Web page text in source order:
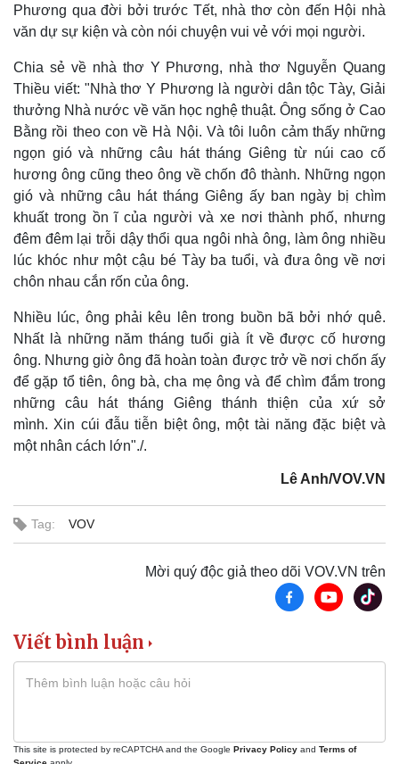
Thế giới thể thao
eSports
Hậu trường
Ô tô - Xe máy
Phương qua đời bởi trước Tết, nhà thơ còn đến Hội nhà
văn dự sự kiện và còn nói chuyện vui vẻ với mọi người.
Chia sẻ về nhà thơ Y Phương, nhà thơ Nguyễn Quang
Thiều viết: "Nhà thơ Y Phương là người dân tộc Tày, Giải
thưởng Nhà nước về văn học nghệ thuật. Ông sống ở Cao
Bằng rồi theo con về Hà Nội. Và tôi luôn cảm thấy những
ngọn gió và những câu hát tháng Giêng từ núi cao cố
hương ông cũng theo ông về chốn đô thành. Những ngọn
gió và những câu hát tháng Giêng ấy ban ngày bị chìm
khuất trong ồn ĩ của người và xe nơi thành phố, nhưng
đêm đêm lại trỗi dậy thổi qua ngôi nhà ông, làm ông nhiều
lúc khóc như một cậu bé Tày ba tuổi, và đưa ông về nơi
chôn nhau cắn rốn của ông.
Nhiều lúc, ông phải kêu lên trong buồn bã bởi nhớ quê.
Nhất là những năm tháng tuổi già ít về được cố hương
ông. Nhưng giờ ông đã hoàn toàn được trở về nơi chốn ấy
để gặp tổ tiên, ông bà, cha mẹ ông và để chìm đắm trong
những câu hát tháng Giêng thánh thiện của xứ sở
mình. Xin cúi đẫu tiễn biệt ông, một tài năng đặc biệt và
một nhân cách lớn"./.
Lê Anh/VOV.VN
Tag: VOV
Mời quý độc giả theo dõi VOV.VN trên
Viết bình luận
This site is protected by reCAPTCHA and the Google Privacy Policy and Terms of